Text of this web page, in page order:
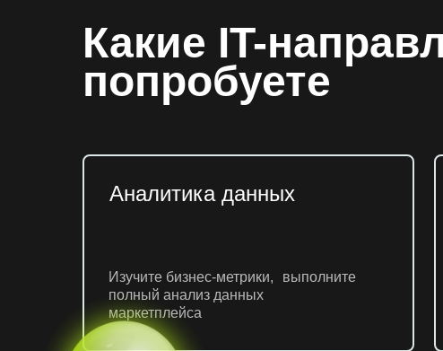
Какие IT-
попробуете
Аналитика данных
Изучите бизнес-метрики, выполните
полный анализ данных
маркетплейса